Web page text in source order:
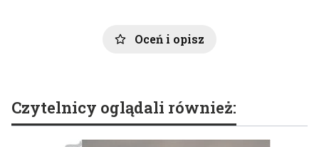
Oceń i opisz
Czytelnicy oglądali również: